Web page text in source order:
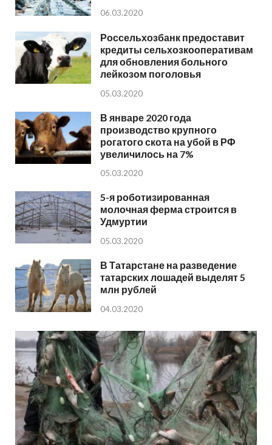
06.03.2020
Россельхозбанк предоставит
кредиты сельхозкооперативам
для обновления больного
лейкозом поголовья
05.03.2020
В январе 2020 года
производство крупного
рогатого скота на убой в РФ
увеличилось на 7%
05.03.2020
5-я роботизированная
молочная ферма строится в
Удмуртии
05.03.2020
В Татарстане на разведение
татарских лошадей выделят 5
млн рублей
04.03.2020